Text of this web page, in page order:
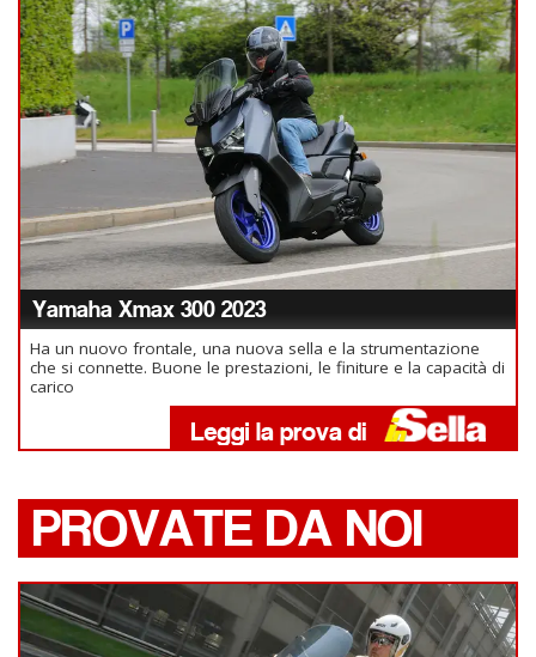
Yamaha Xmax 300 2023
Ha un nuovo frontale, una nuova sella e la strumentazione
che si connette. Buone le prestazioni, le finiture e la capacità di
carico
PROVATE DA NOI